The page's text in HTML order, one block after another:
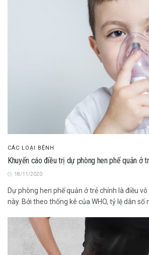
CÁC LOẠI BỆNH
Khuyến cáo điều trị dự phòng hen phế quản ở
18/11/2020
Dự phòng hen phế quản ở trẻ chính là điều
này. Bởi theo thống kê của WHO, tỷ lệ dân số